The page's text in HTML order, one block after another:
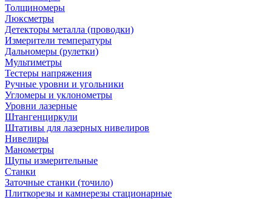
Толщиномеры
Люксметры
Детекторы металла (проводки)
Измерители температуры
Дальномеры (рулетки)
Мультиметры
Тестеры напряжения
Ручные уровни и угольники
Угломеры и уклонометры
Уровни лазерные
Штангенциркули
Штативы для лазерных нивелиров
Нивелиры
Манометры
Щупы измерительные
Станки
Заточные станки (точило)
Плиткорезы и камнерезы стационарные